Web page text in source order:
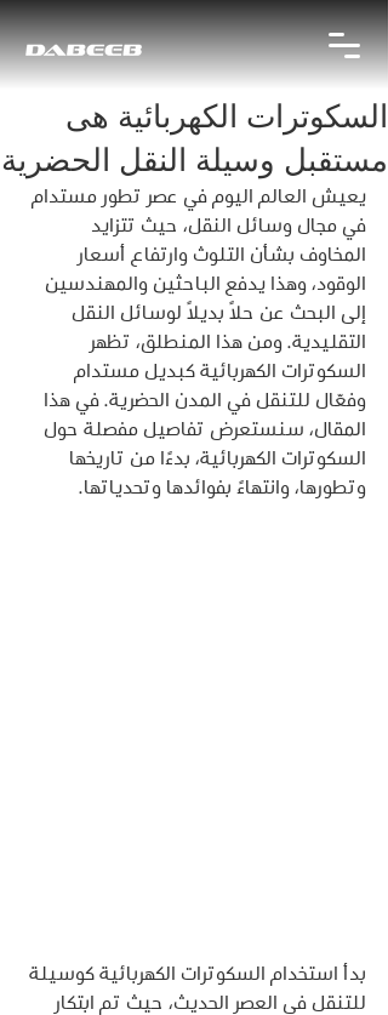
السكوترات الكهربائية هى
مستقبل وسيلة النقل الحضرية
يعيش العالم اليوم في عصر تطور مستدام
في مجال وسائل النقل، حيث تتزايد
المخاوف بشأن التلوث وارتفاع أسعار
الوقود، وهذا يدفع الباحثين والمهندسين
إلى البحث عن حلاً بديلاً لوسائل النقل
التقليدية. ومن هذا المنطلق، تظهر
السكوترات الكهربائية كبديل مستدام
وفعّال للتنقل في المدن الحضرية. في هذا
المقال، سنستعرض تفاصيل مفصلة حول
السكوترات الكهربائية، بدءًا من تاريخها
وتطورها، وانتهاءً بفوائدها وتحدياتها.
بدأ استخدام السكوترات الكهربائية كوسيلة
للتنقل في العصر الحديث، حيث تم ابتكار